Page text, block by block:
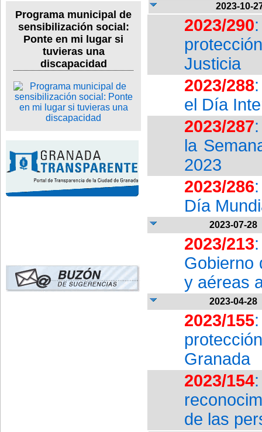
Programa municipal de
sensibilización social:
Ponte en mi lugar si
tuvieras una
discapacidad
2023-10-
2023/290
Justicia
2023/288
el Día
2023/287
la
2023
2023/286
Día
2023-07-28
2023/213
Gobierno
y aéreas
2023-04-28
2023/155
Granada
2023/154
de las